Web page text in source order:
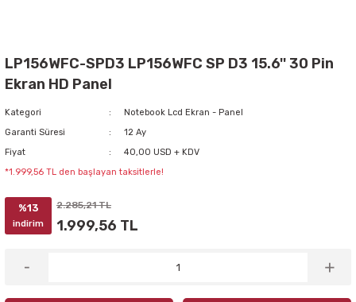
LP156WFC-SPD3 LP156WFC SP D3 15.6'' 30 Pin
Ekran HD Panel
Kategori
Notebook Lcd Ekran - Panel
Garanti Süresi
12 Ay
Fiyat
40,00 USD + KDV
*1.999,56 TL den başlayan taksitlerle!
%13
indirim
2.285,21 TL
1.999,56 TL